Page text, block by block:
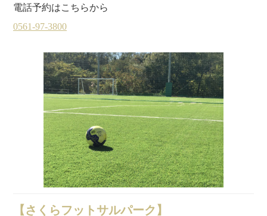
電話予約はこちらから
【さくらフットサルパーク】